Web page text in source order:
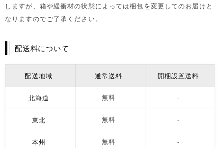
しますが、箱や緩衝材の状態によっては梱包を変更してのお届けと
なりますのでご了承ください。
配送料について
配送地域 通常送料 開梱設置送料
北海道 無料 -
東北 無料 -
本州 無料 -